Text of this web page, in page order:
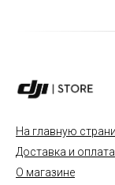
На главную
Доставка и оплата
О магазине